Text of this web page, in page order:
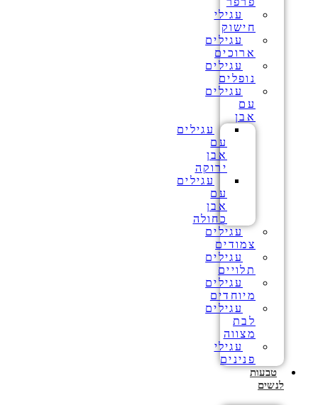
עגילי
חישוק
עגילים
ארוכים
עגילים
נופלים
עגילים
עם
אבן
עגילים
עם
אבן
ירוקה
עגילים
עם
אבן
כחולה
עגילים
צמודים
עגילים
תלויים
עגילים
מיוחדים
עגילים
לבת
מצווה
עגילי
פנינים
טבעות
לנשים